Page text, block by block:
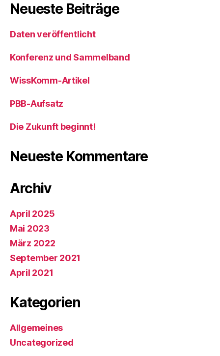
Neueste Beiträge
Daten veröffentlicht
Konferenz und Sammelband
WissKomm-Artikel
PBB-Aufsatz
Die Zukunft beginnt!
Neueste Kommentare
Archiv
April 2025
Mai 2023
März 2022
September 2021
April 2021
Kategorien
Allgemeines
Uncategorized